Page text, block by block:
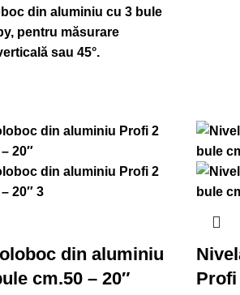
din aluminiu cu 3 bule
pentru măsurare
sau 45°.
din aluminiu
cm.50 – 20″
Profi